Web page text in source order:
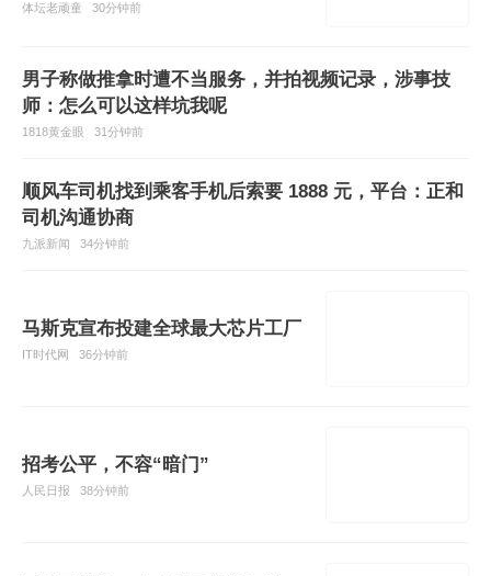
体坛老顽童 30分钟前
男子称做推拿时遭不当服务，并拍视频记录，涉事技
师：怎么可以这样坑我呢
1818黄金眼 31分钟前
顺风车司机找到乘客手机后索要 1888 元，平台：正和
司机沟通协商
九派新闻 34分钟前
马斯克宣布投建全球最大芯片工厂
IT时代网 36分钟前
招考公平，不容“暗门”
人民日报 38分钟前